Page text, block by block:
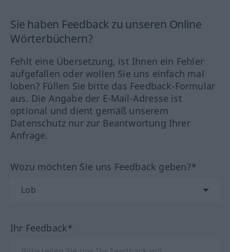
Sie haben Feedback zu unseren Online
Wörterbüchern?
Fehlt eine Übersetzung, ist Ihnen ein Fehler
aufgefallen oder wollen Sie uns einfach mal
loben? Füllen Sie bitte das Feedback-Formular
aus. Die Angabe der E-Mail-Adresse ist
optional und dient gemäß unserem
Datenschutz nur zur Beantwortung Ihrer
Anfrage.
Wozu möchten Sie uns Feedback geben?*
Ihr Feedback*